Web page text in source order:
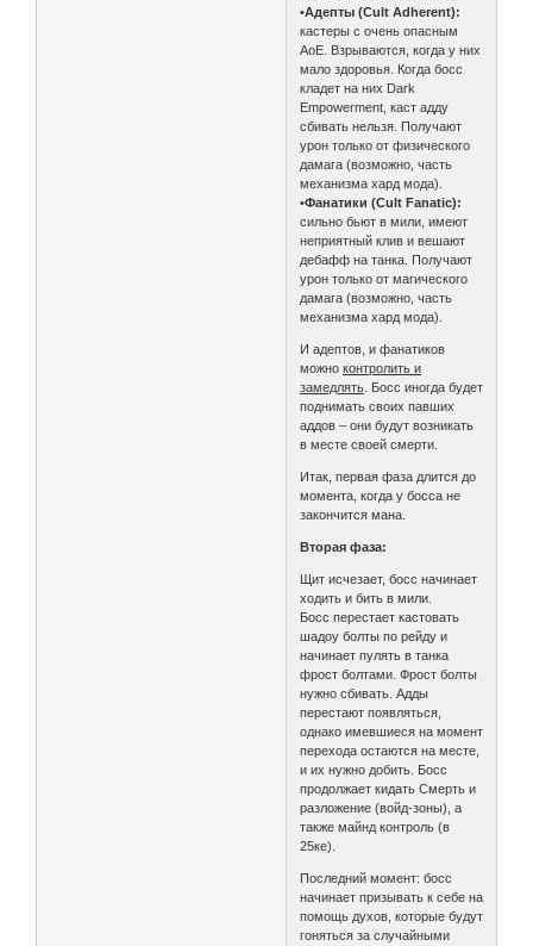
•Адепты (Cult Adherent):
кастеры с очень опасным
АоЕ. Взрываются, когда у них
мало здоровья. Когда босс
кладет на них Dark
Empowerment, каст адду
сбивать нельзя. Получают
урон только от физического
дамага (возможно, часть
механизма хард мода).
•Фанатики (Cult Fanatic):
сильно бьют в мили, имеют
неприятный клив и вешают
дебафф на танка. Получают
урон только от магического
дамага (возможно, часть
механизма хард мода).
И адептов, и фанатиков
можноконтролить и
замедлять . Босс иногда будет
поднимать своих павших
аддов – они будут возникать
в месте своей смерти.
Итак, первая фаза длится до
момента, когда у босса не
закончится мана.
Вторая фаза:
Щит исчезает, босс начинает
ходить и бить в мили.
Босс перестает кастовать
шадоу болты по рейду и
начинает пулять в танка
фрост болтами. Фрост болты
нужно сбивать. Адды
перестают появляться,
однако имевшиеся на момент
перехода остаются на месте,
и их нужно добить. Босс
продолжает кидать Смерть и
разложение (войд-зоны), а
также майнд контроль (в
25ке).
Последний момент: босс
начинает призывать к себе на
помощь духов, которые будут
гоняться за случайными